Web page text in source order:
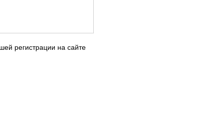
регистрации на сайте